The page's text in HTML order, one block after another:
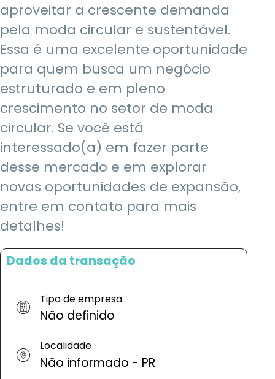
aproveitar a crescente demanda
pela moda circular e sustentável.
Essa é uma excelente oportunidade
para quem busca um negócio
estruturado e em pleno
crescimento no setor de moda
circular. Se você está
interessado(a) em fazer parte
desse mercado e em explorar
novas oportunidades de expansão,
entre em contato para mais
detalhes!
Dados da transação
Tipo de empresa
Não definido
Localidade
Não informado - PR